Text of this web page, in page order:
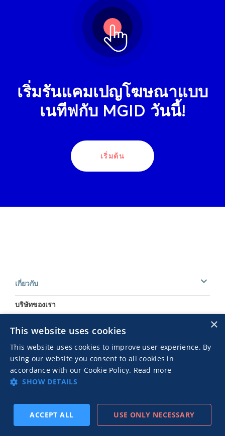
เริ่มรันแคมเปญโฆษณาแบบ
เนทีฟกับ MGID วันนี้!
เริ่มต้น
เกี่ยวกับ
บริษัทของเรา
อาชีพ
โซลูชัน
×
This website uses cookies
This website uses cookies to improve user experience. By
using our website you consent to all cookies in
accordance with our Cookie Policy. Read more
SHOW DETAILS
ACCEPT ALL USE ONLY NECESSARY